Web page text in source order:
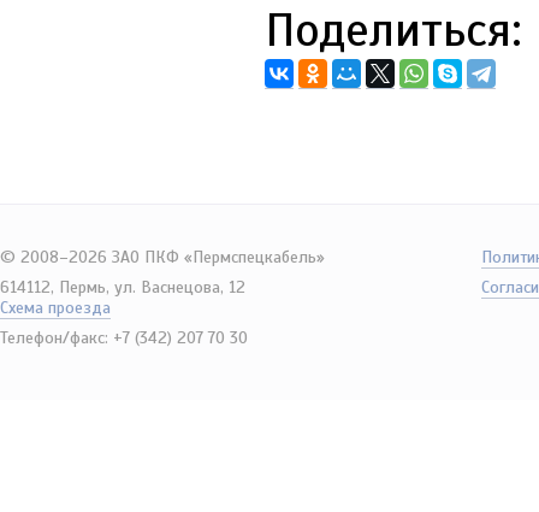
Поделиться:
© 2008–2026 ЗАО ПКФ «Пермспецкабель»
614112, Пермь, ул. Васнецова, 12
Схема проезда
Телефон/факс: +7 (342) 207 70 30